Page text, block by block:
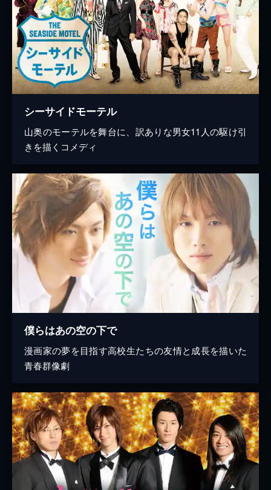
シーサイドモーテル
山奥のモーテルを舞台に、訳ありな男女11人の駆け引
きを描くコメディ
僕らはあの空の下で
漫画家の夢を目指す高校生たちの友情と成長を描いた
青春群像劇